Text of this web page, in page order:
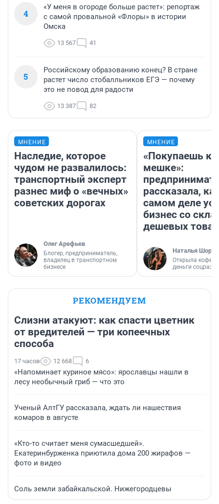
4
«У меня в огороде больше растет»: репортаж
с самой провальной «Флоры» в истории
Омска
13 567 41
5
Российскому образованию конец? В стране
растет число стобалльников ЕГЭ — почему
это не повод для радости
13 387 82
МНЕНИЕ
Наследие, которое
чудом не развалилось:
транспортный эксперт
разнес миф о «вечных»
советских дорогах
Олег Арефьев
Блогер, предприниматель,
владелец в транспортном
бизнесе
МНЕНИЕ
«Покупаешь
мешке»:
рассказала,
самом деле
бизнес со
дешевых
Наталья
Открыла
деньги
РЕКОМЕНДУЕМ
Слизни атакуют: как спасти цветник
от вредителей — три копеечных
способа
17 часов 12 668 6
«Напоминает куриное мясо»: ярославцы нашли в
лесу необычный гриб — что это
Ученый АлтГУ рассказала, ждать ли нашествия
комаров в августе
«Кто-то считает меня сумасшедшей».
Екатеринбурженка приютила дома 200 жирафов —
фото и видео
Соль земли забайкальской. Нижегородцевы